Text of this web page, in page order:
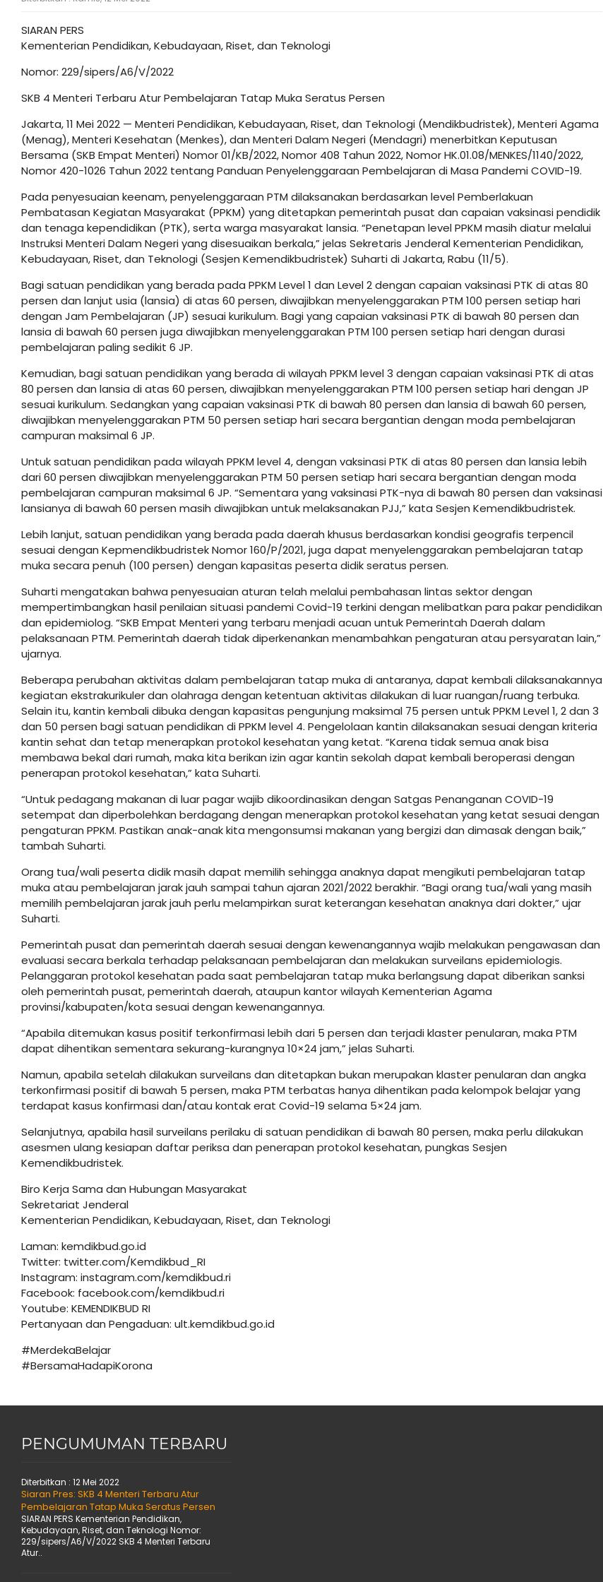
SIARAN PERS
Kementerian Pendidikan, Kebudayaan, Riset, dan Teknologi
Nomor: 229/sipers/A6/V/2022
SKB 4 Menteri Terbaru Atur Pembelajaran Tatap Muka Seratus Persen
Jakarta, 11 Mei 2022 — Menteri Pendidikan, Kebudayaan, Riset, dan Teknologi (Mendikbudristek), Menteri Agama
(Menag), Menteri Kesehatan (Menkes), dan Menteri Dalam Negeri (Mendagri) menerbitkan Keputusan
Bersama (SKB Empat Menteri) Nomor 01/KB/2022, Nomor 408 Tahun 2022, Nomor HK.01.08/MENKES/1140/2022,
Nomor 420-1026 Tahun 2022 tentang Panduan Penyelenggaraan Pembelajaran di Masa Pandemi COVID-19.
Pada penyesuaian keenam, penyelenggaraan PTM dilaksanakan berdasarkan level Pemberlakuan
Pembatasan Kegiatan Masyarakat (PPKM) yang ditetapkan pemerintah pusat dan capaian vaksinasi pendidik
dan tenaga kependidikan (PTK), serta warga masyarakat lansia. “Penetapan level PPKM masih diatur melalui
Instruksi Menteri Dalam Negeri yang disesuaikan berkala,” jelas Sekretaris Jenderal Kementerian Pendidikan,
Kebudayaan, Riset, dan Teknologi (Sesjen Kemendikbudristek) Suharti di Jakarta, Rabu (11/5).
Bagi satuan pendidikan yang berada pada PPKM Level 1 dan Level 2 dengan capaian vaksinasi PTK di atas 80
persen dan lanjut usia (lansia) di atas 60 persen, diwajibkan menyelenggarakan PTM 100 persen setiap hari
dengan Jam Pembelajaran (JP) sesuai kurikulum. Bagi yang capaian vaksinasi PTK di bawah 80 persen dan
lansia di bawah 60 persen juga diwajibkan menyelenggarakan PTM 100 persen setiap hari dengan durasi
pembelajaran paling sedikit 6 JP.
Kemudian, bagi satuan pendidikan yang berada di wilayah PPKM level 3 dengan capaian vaksinasi PTK di atas
80 persen dan lansia di atas 60 persen, diwajibkan menyelenggarakan PTM 100 persen setiap hari dengan JP
sesuai kurikulum. Sedangkan yang capaian vaksinasi PTK di bawah 80 persen dan lansia di bawah 60 persen,
diwajibkan menyelenggarakan PTM 50 persen setiap hari secara bergantian dengan moda pembelajaran
campuran maksimal 6 JP.
Untuk satuan pendidikan pada wilayah PPKM level 4, dengan vaksinasi PTK di atas 80 persen dan lansia lebih
dari 60 persen diwajibkan menyelenggarakan PTM 50 persen setiap hari secara bergantian dengan moda
pembelajaran campuran maksimal 6 JP. “Sementara yang vaksinasi PTK-nya di bawah 80 persen dan vaksinasi
lansianya di bawah 60 persen masih diwajibkan untuk melaksanakan PJJ,” kata Sesjen Kemendikbudristek.
Lebih lanjut, satuan pendidikan yang berada pada daerah khusus berdasarkan kondisi geografis terpencil
sesuai dengan Kepmendikbudristek Nomor 160/P/2021, juga dapat menyelenggarakan pembelajaran tatap
muka secara penuh (100 persen) dengan kapasitas peserta didik seratus persen.
Suharti mengatakan bahwa penyesuaian aturan telah melalui pembahasan lintas sektor dengan
mempertimbangkan hasil penilaian situasi pandemi Covid-19 terkini dengan melibatkan para pakar pendidikan
dan epidemiolog. “SKB Empat Menteri yang terbaru menjadi acuan untuk Pemerintah Daerah dalam
pelaksanaan PTM. Pemerintah daerah tidak diperkenankan menambahkan pengaturan atau persyaratan lain,”
ujarnya.
Beberapa perubahan aktivitas dalam pembelajaran tatap muka di antaranya, dapat kembali dilaksanakannya
kegiatan ekstrakurikuler dan olahraga dengan ketentuan aktivitas dilakukan di luar ruangan/ruang terbuka.
Selain itu, kantin kembali dibuka dengan kapasitas pengunjung maksimal 75 persen untuk PPKM Level 1, 2 dan 3
dan 50 persen bagi satuan pendidikan di PPKM level 4. Pengelolaan kantin dilaksanakan sesuai dengan kriteria
kantin sehat dan tetap menerapkan protokol kesehatan yang ketat. “Karena tidak semua anak bisa
membawa bekal dari rumah, maka kita berikan izin agar kantin sekolah dapat kembali beroperasi dengan
penerapan protokol kesehatan,” kata Suharti.
“Untuk pedagang makanan di luar pagar wajib dikoordinasikan dengan Satgas Penanganan COVID-19
setempat dan diperbolehkan berdagang dengan menerapkan protokol kesehatan yang ketat sesuai dengan
pengaturan PPKM. Pastikan anak-anak kita mengonsumsi makanan yang bergizi dan dimasak dengan baik,”
tambah Suharti.
Orang tua/wali peserta didik masih dapat memilih sehingga anaknya dapat mengikuti pembelajaran tatap
muka atau pembelajaran jarak jauh sampai tahun ajaran 2021/2022 berakhir. “Bagi orang tua/wali yang masih
memilih pembelajaran jarak jauh perlu melampirkan surat keterangan kesehatan anaknya dari dokter,” ujar
Suharti.
Pemerintah pusat dan pemerintah daerah sesuai dengan kewenangannya wajib melakukan pengawasan dan
evaluasi secara berkala terhadap pelaksanaan pembelajaran dan melakukan surveilans epidemiologis.
Pelanggaran protokol kesehatan pada saat pembelajaran tatap muka berlangsung dapat diberikan sanksi
oleh pemerintah pusat, pemerintah daerah, ataupun kantor wilayah Kementerian Agama
provinsi/kabupaten/kota sesuai dengan kewenangannya.
“Apabila ditemukan kasus positif terkonfirmasi lebih dari 5 persen dan terjadi klaster penularan, maka PTM
dapat dihentikan sementara sekurang-kurangnya 10×24 jam,” jelas Suharti.
Namun, apabila setelah dilakukan surveilans dan ditetapkan bukan merupakan klaster penularan dan angka
terkonfirmasi positif di bawah 5 persen, maka PTM terbatas hanya dihentikan pada kelompok belajar yang
terdapat kasus konfirmasi dan/atau kontak erat Covid-19 selama 5×24 jam.
Selanjutnya, apabila hasil surveilans perilaku di satuan pendidikan di bawah 80 persen, maka perlu dilakukan
asesmen ulang kesiapan daftar periksa dan penerapan protokol kesehatan, pungkas Sesjen
Kemendikbudristek.
Biro Kerja Sama dan Hubungan Masyarakat
Sekretariat Jenderal
Kementerian Pendidikan, Kebudayaan, Riset, dan Teknologi
Laman: kemdikbud.go.id
Twitter: twitter.com/Kemdikbud_RI
Instagram: instagram.com/kemdikbud.ri
Facebook: facebook.com/kemdikbud.ri
Youtube: KEMENDIKBUD RI
Pertanyaan dan Pengaduan: ult.kemdikbud.go.id
#MerdekaBelajar
#BersamaHadapiKorona
PENGUMUMAN TERBARU
Diterbitkan : 12 Mei 2022
Siaran Pres: SKB 4 Menteri Terbaru Atur
Pembelajaran Tatap Muka Seratus Persen
SIARAN PERS Kementerian Pendidikan,
Kebudayaan, Riset, dan Teknologi Nomor:
229/sipers/A6/V/2022 SKB 4 Menteri Terbaru
Atur..